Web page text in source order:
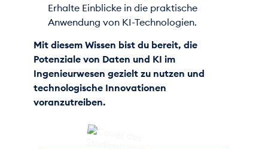
Erhalte Einblicke in die praktische
Anwendung von KI-Technologien.
Mit diesem Wissen bist du bereit, die
Potenziale von Daten und KI im
Ingenieurwesen gezielt zu nutzen und
technologische Innovationen
voranzutreiben.